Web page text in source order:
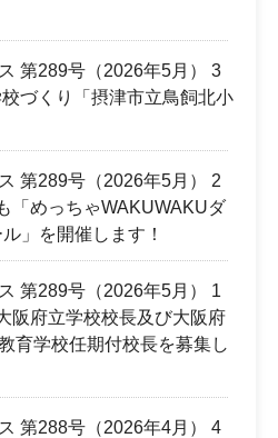
第289号（2026年5月） 3
づくり「摂津市立鳥飼北小
第289号（2026年5月） 2
「めっちゃWAKUWAKUダ
」を開催します！
第289号（2026年5月） 1
阪府立学校校長及び大阪府
育学校任期付校長を募集し
第288号（2026年4月） 4